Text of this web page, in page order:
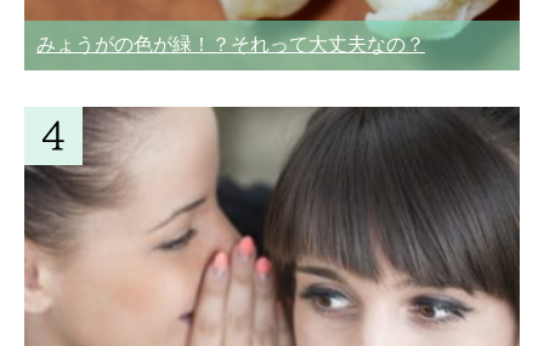
みょうがの色が緑！？それって大丈夫なの？